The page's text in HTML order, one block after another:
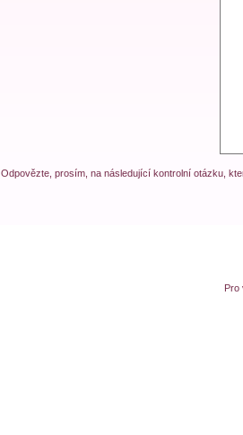
Odpovězte, prosím, na následující kontrolní otázku,
Pro